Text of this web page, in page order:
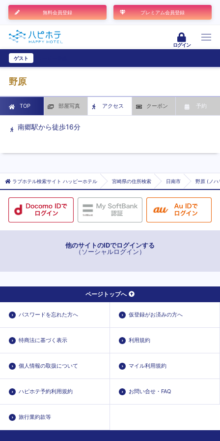
無料会員登録 プレミアム会員登録
ログイン
ゲスト
野原
TOP 部屋写真 アクセス クーポン 予約
南郷駅から徒歩16分
ラブホテル検索サイト ハッピーホテル 宮崎県の住所検索 日南市 野原 (ノハ
他のサイトのIDでログインする
（ソーシャルログイン）
ページトップへ
パスワードを忘れた方へ 仮登録がお済みの方へ
特商法に基づく表示 利用規約
個人情報の取扱について マイル利用規約
ハピホテ予約利用規約 お問い合せ・FAQ
旅行業約款等